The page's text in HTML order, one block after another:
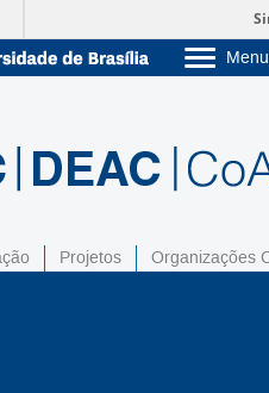
Menu
Graduação
Pós-
Projetos Organizações